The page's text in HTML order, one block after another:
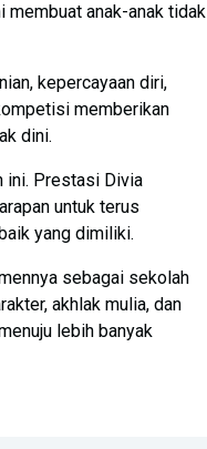
membuat anak-anak tidak
kepercayaan diri,
memberikan
dini.
ini. Prestasi Divia
untuk terus
yang dimiliki.
sebagai sekolah
akhlak mulia, dan
lebih banyak